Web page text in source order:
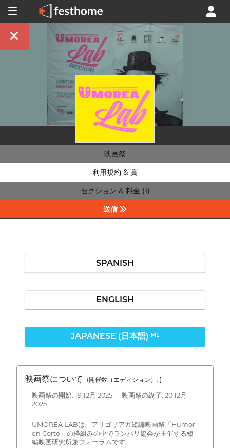
映画祭
利用規約 & 賞
セクション & 料金 (1)
送信
SPANISH
ENGLISH
JAPANESE (日本語) ML
映画祭について (開催数（エディション）: )
映画祭の開始: 19 12月 2025 映画祭の終了: 20 12月
2025
UMOREA LABは、アリゴリアガ短編映画祭「Humor
en Corto」の枠組みの中でランバリ協会が主催する短
編映画研究所兼フォーラムです。